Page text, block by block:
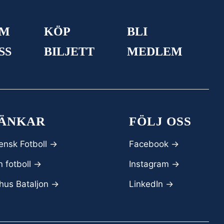
KÖP
BILJETT
BLI
MEDLEM
Fotboll ->
fotboll ->
Bataljon ->
FÖLJ OSS
Facebook ->
Instagram ->
LinkedIn ->